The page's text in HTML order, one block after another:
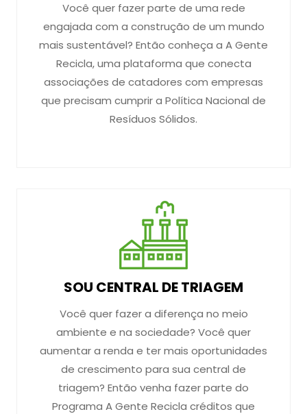
Você quer fazer parte de uma rede
engajada com a construção de um mundo
mais sustentável? Então conheça a A Gente
Recicla, uma plataforma que conecta
associações de catadores com empresas
que precisam cumprir a Política Nacional de
Resíduos Sólidos.
SOU CENTRAL DE TRIAGEM
Você quer fazer a diferença no meio
ambiente e na sociedade? Você quer
aumentar a renda e ter mais oportunidades
de crescimento para sua central de
triagem? Então venha fazer parte do
Programa A Gente Recicla créditos que